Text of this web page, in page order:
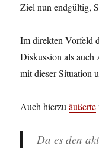
Ziel nun endgültig,
Im direkten Vorfeld
Diskussion als
mit dieser Situation
Auch hierzuäußerte
Da es den